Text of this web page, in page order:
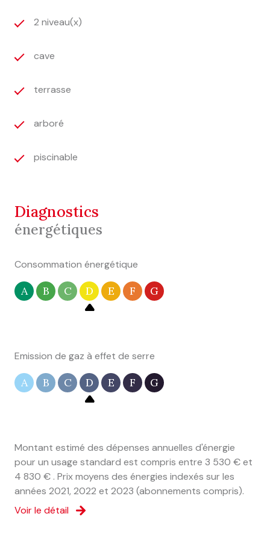
2 niveau(x)
cave
terrasse
arboré
piscinable
diagnostics
énergétiques
Consommation énergétique
A B C D E F G
Emission de gaz à effet de serre
A B C D E F G
Montant estimé des dépenses annuelles d'énergie
pour un usage standard est compris entre 3 530 € et
4 830 € . Prix moyens des énergies indexés sur les
années 2021, 2022 et 2023 (abonnements compris).
Voir le détail